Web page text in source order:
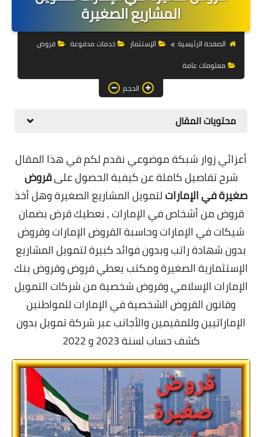
التجارة الالكترونية
التسويق
وظائف
المواقع
زيادة متابعين
العملات المشفرة
الاستثمار
المشاريع الصغيرة
الصفحة الرئيسية الإستثمار خدمات مدفوعة
قروض
معلومات عامة
الحجم
محتويات المقال
أعزائي زوار شبكة موضوعي نقدم لكم في هذا المقال
شرح تفاصيل كاملة عن كيفية الحصول علىقروض
صغيرة في الإماراتلتمويل المشاريع الصغيرة وهل أخذ
قروض من أشخاص في الإمارات , نعطيك قرض بضمان
شيكات في الإمارات وحاسبة القروض الإمارات وقروض
بدون شهادة راتب وبدون فوائد كبيرة لتمويل المشاريع
الإستثمارية الصغيرة ومكتب يعطي قروض وقروض بنك
الإمارات الإسلامي وقروض شخصية من شركات التمويل
وقانون القروض الشخصية في الإمارات للمواطنين
الإماراتيين وللمقيمين والأجانب عبر شركة تمويل بدون
كشف حسابلسنة 2023 و 2022